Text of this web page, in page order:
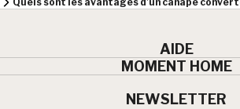
AIDE
MOMENT HOME
NEWSLETTER